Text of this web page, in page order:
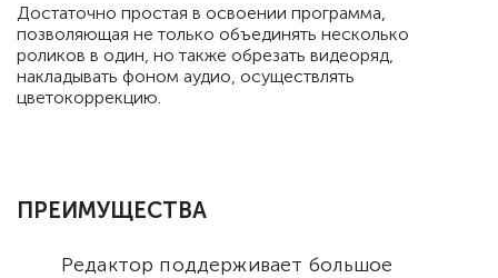
Достаточно простая в освоении программа,
позволяющая не только объединять несколько
роликов в один, но также обрезать видеоряд,
накладывать фоном аудио, осуществлять
цветокоррекцию.
ПРЕИМУЩЕСТВА
Редактор поддерживает большое